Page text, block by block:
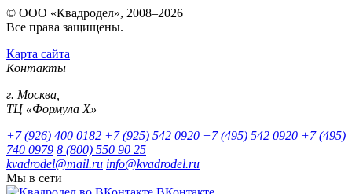
© ООО «Квадродел», 2008–2026
Все права защищены.
Карта сайта
Контакты
г. Москва,
ТЦ «Формула Х»
+7 (926) 400 0182 +7 (925) 542 0920 +7 (495) 542 0920 +7 (495)
740 0979 8 (800) 550 90 25
kvadrodel@mail.ru info@kvadrodel.ru
Мы в сети